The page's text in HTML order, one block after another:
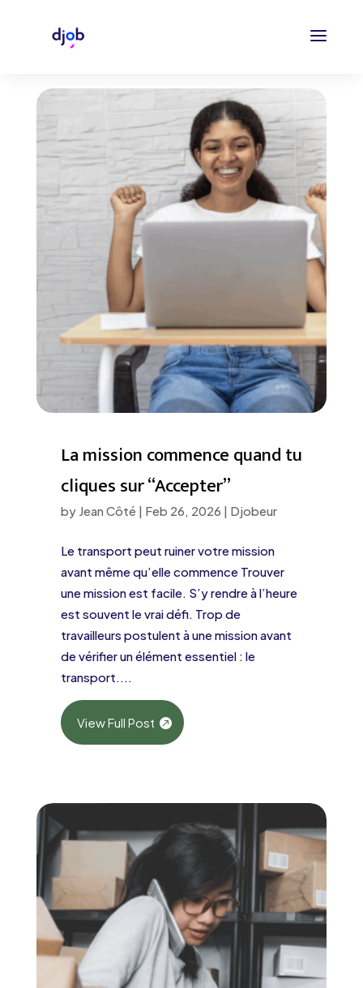
La mission commence quand tu
cliques sur “Accepter”
by Jean Côté | Feb 26, 2026 | Djobeur
Le transport peut ruiner votre mission
avant même qu’elle commence Trouver
une mission est facile. S’y rendre à l’heure
est souvent le vrai défi. Trop de
travailleurs postulent à une mission avant
de vérifier un élément essentiel : le
transport....
View Full Post